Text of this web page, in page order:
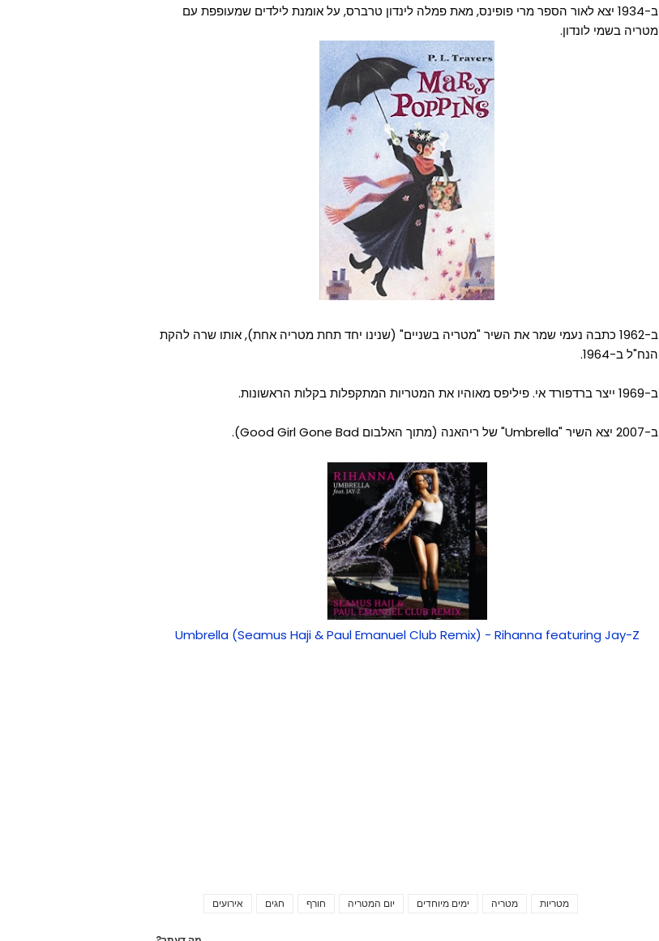
ב-1934 יצא לאור הספר מרי פופינס, מאת פמלה לינדון טרברס, על אומנת לילדים שמעופפת עם
מטריה בשמי לונדון.
ב-1962 כתבה נעמי שמר את השיר "מטריה בשניים" (שנינו יחד תחת מטריה אחת), אותו שרה להקת
הנח"ל ב-1964.
ב-1969 ייצר ברדפורד אי. פיליפס מאוהיו את המטריות המתקפלות בקלות הראשונות.
ב-2007 יצא השיר "Umbrella" של ריהאנה (מתוך האלבום Good Girl Gone Bad).
Umbrella (Seamus Haji & Paul Emanuel Club Remix) - Rihanna featuring Jay-Z
אירועים חגים חורף יום המטריה ימים מיוחדים מטריה מטריות